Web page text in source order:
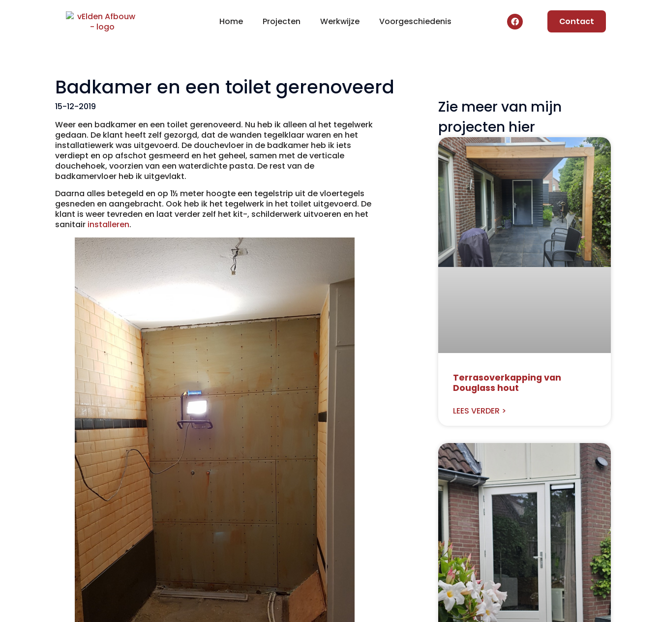
Home Projecten Werkwijze Voorgeschiedenis Contact
Badkamer en een toilet gerenoveerd
15-12-2019
Weer een badkamer en een toilet gerenoveerd. Nu heb ik alleen al het tegelwerk
gedaan. De klant heeft zelf gezorgd, dat de wanden tegelklaar waren en het
installatiewerk was uitgevoerd. De douchevloer in de badkamer heb ik iets
verdiept en op afschot gesmeerd en het geheel, samen met de verticale
douchehoek, voorzien van een waterdichte pasta. De rest van de
badkamervloer heb ik uitgevlakt.
Daarna alles betegeld en op 1½ meter hoogte een tegelstrip uit de vloertegels
gesneden en aangebracht. Ook heb ik het tegelwerk in het toilet uitgevoerd. De
klant is weer tevreden en laat verder zelf het kit-, schilderwerk uitvoeren en het
sanitair installeren.
Zie meer van mijn
projecten hier
Terrasoverkapping van
Douglass hout
LEES VERDER >